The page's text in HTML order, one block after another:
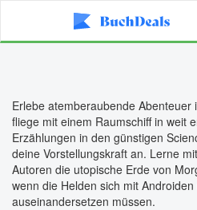
Erlebe atemberaubende
fliege mit einem Raumschiff in weit
Erzählungen in den günstigen
deine Vorstellungskraft an. Lerne
Autoren die utopische Erde von
wenn die Helden sich mit
auseinandersetzen müssen.